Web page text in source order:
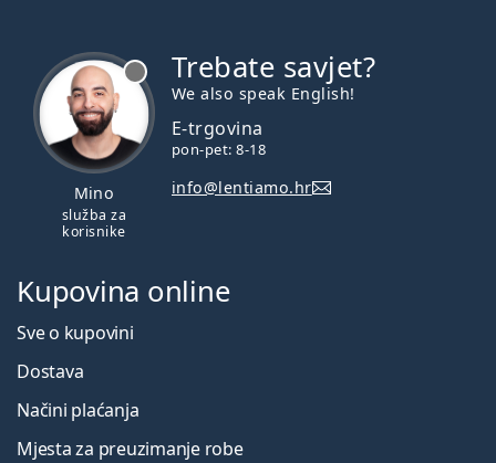
Mino
služba za
korisnike
Trebate savjet?
We also speak English!
E-trgovina
pon-pet: 8-18
info@lentiamo.hr
Kupovina online
Sve o kupovini
Dostava
Načini plaćanja
Mjesta za preuzimanje robe